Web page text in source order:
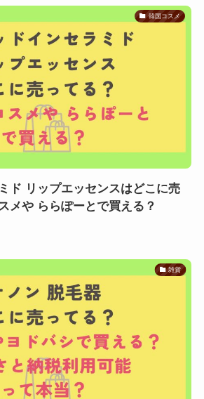
韓国コスメ
ド リップエッセンスはどこに売
メや ららぽーとで買える？
雑貨